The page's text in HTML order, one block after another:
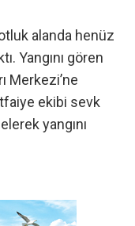
alanda henüz
Yangını gören
Merkezi’ne
ekibi sevk
yangını